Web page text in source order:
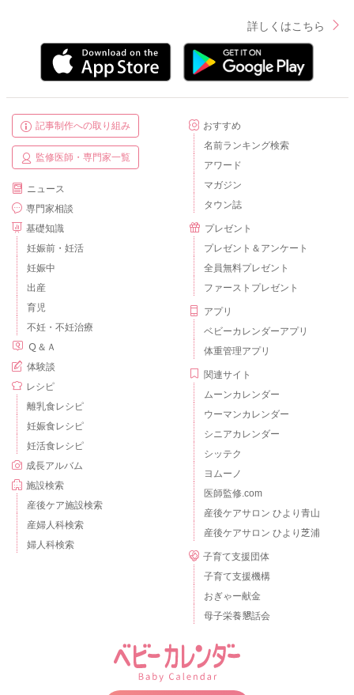
詳しくはこちら
記事制作への取り組み
監修医師・専門家一覧
ニュース
専門家相談
基礎知識
妊娠前・妊活
妊娠中
出産
育児
不妊・不妊治療
Ｑ＆Ａ
体験談
レシピ
離乳食レシピ
妊娠食レシピ
妊活食レシピ
成長アルバム
施設検索
産後ケア施設検索
産婦人科検索
婦人科検索
おすすめ
名前ランキング検索
アワード
マガジン
タウン誌
プレゼント
プレゼント＆アンケート
全員無料プレゼント
ファーストプレゼント
アプリ
ベビーカレンダーアプリ
体重管理アプリ
関連サイト
ムーンカレンダー
ウーマンカレンダー
シニアカレンダー
シッテク
ヨムーノ
医師監修.com
産後ケアサロン ひより青山
産後ケアサロン ひより芝浦
子育て支援団体
子育て支援機構
おぎゃー献金
母子栄養懇話会